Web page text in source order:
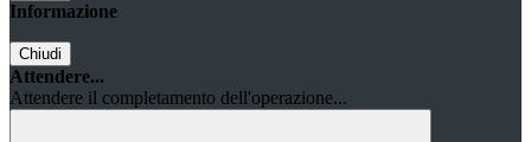
Informazione
Chiudi
Attendere...
Attendere il completamento dell'operazione...